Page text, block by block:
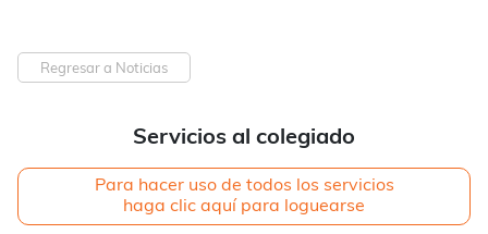
Servicios al colegiado
Para hacer uso de todos los servicios
haga clic aquí para loguearse
Regresar a Noticias